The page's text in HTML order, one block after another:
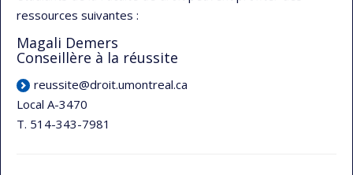
ressources suivantes :
Magali Demers
Conseillère à la réussite
reussite@droit.umontreal.ca
Local A-3470
T. 514-343-7981